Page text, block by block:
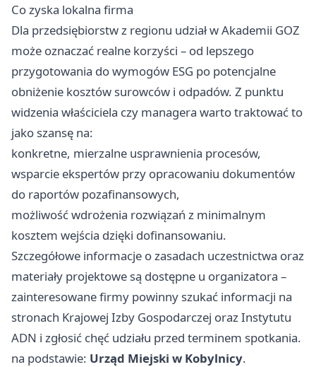
Co zyska lokalna firma
Dla przedsiębiorstw z regionu udział w Akademii GOZ
może oznaczać realne korzyści – od lepszego
przygotowania do wymogów ESG po potencjalne
obniżenie kosztów surowców i odpadów. Z punktu
widzenia właściciela czy managera warto traktować to
jako szansę na:
konkretne, mierzalne usprawnienia procesów,
wsparcie ekspertów przy opracowaniu dokumentów
do raportów pozafinansowych,
możliwość wdrożenia rozwiązań z minimalnym
kosztem wejścia dzięki dofinansowaniu.
Szczegółowe informacje o zasadach uczestnictwa oraz
materiały projektowe są dostępne u organizatora –
zainteresowane firmy powinny szukać informacji na
stronach Krajowej Izby Gospodarczej oraz Instytutu
ADN i zgłosić chęć udziału przed terminem spotkania.
na podstawie: Urząd Miejski w Kobylnicy.